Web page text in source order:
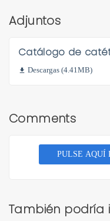
Adjuntos
Catálogo de
 Descargas (4.41MB)
Comments
PULSE AQUÍ
También podría